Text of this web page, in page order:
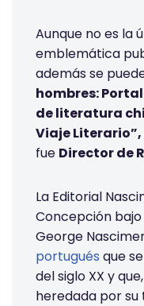
Aunque no es la
emblemática
además se
hombres:
de literatura
Viaje
fue Director de
La Editorial
Concepción
George
portugués que
del siglo XX y
heredada por